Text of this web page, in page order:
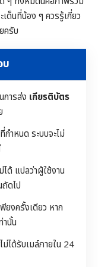
ด็นที่น้อง ๆ ควรรู้เกี่ยว
ครับ
บ
การส่ง เกียรติบัตร
ำหนด ระบบจะไม่
ได้ แปลว่าผู้ใช้งาน
ดไป
ยงครั้งเดียว หาก
นั้น
ม่ได้รับเมล์ภายใน 24